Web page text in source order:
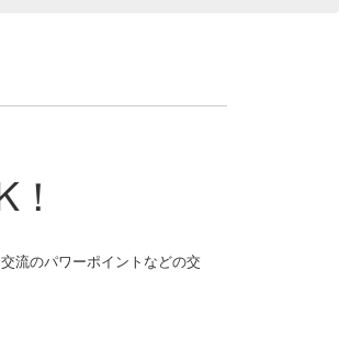
流のパワーポイントなどの交